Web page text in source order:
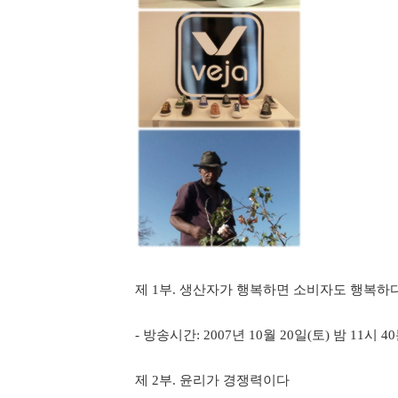
제 1부. 생산자가 행복하면 소비자도 행복하
- 방송시간: 2007년 10월 20일(토) 밤 11시 40
제 2부. 윤리가 경쟁력이다